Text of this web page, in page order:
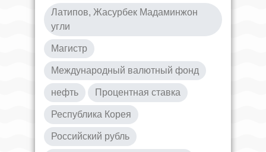
Латипов, Жасурбек Мадаминжон
угли
Магистр
Международный валютный фонд
нефть Процентная ставка
Республика Корея
Российский рубль